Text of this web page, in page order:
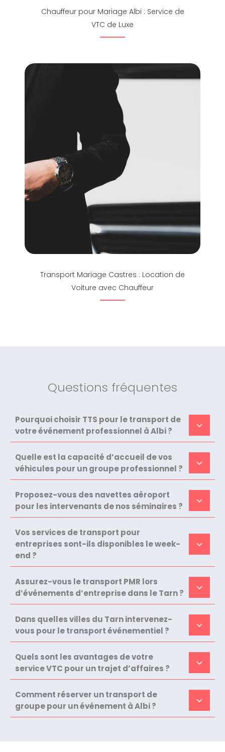
Chauffeur pour Mariage Albi : Service de
VTC de Luxe
Transport Mariage Castres : Location de
Voiture avec Chauffeur
Questions fréquentes
Pourquoi choisir TTS pour le transport de
votre événement professionnel à Albi ?
Quelle est la capacité d’accueil de vos
véhicules pour un groupe professionnel ?
Proposez-vous des navettes aéroport
pour les intervenants de nos séminaires ?
Vos services de transport pour
entreprises sont-ils disponibles le week-
end ?
Assurez-vous le transport PMR lors
d’événements d’entreprise dans le Tarn ?
Dans quelles villes du Tarn intervenez-
vous pour le transport événementiel ?
Quels sont les avantages de votre
service VTC pour un trajet d’affaires ?
Comment réserver un transport de
groupe pour un événement à Albi ?